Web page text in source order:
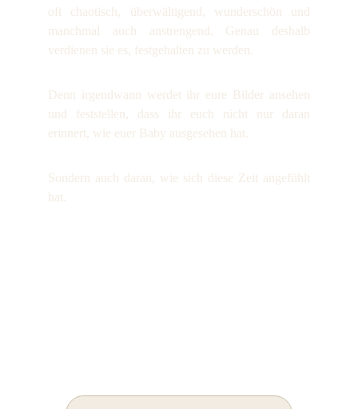
oft chaotisch, überwältigend, wunderschön und
manchmal auch anstrengend. Genau deshalb
verdienen sie es, festgehalten zu werden.
Denn irgendwann werdet ihr eure Bilder ansehen
und feststellen, dass ihr euch nicht nur daran
erinnert, wie euer Baby ausgesehen hat.
Sondern auch daran, wie sich diese Zeit angefühlt
hat.